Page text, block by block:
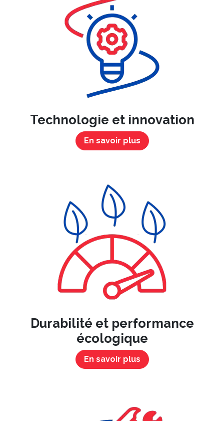
Technologie et innovation
En savoir plus
Durabilité et performance
écologique
En savoir plus